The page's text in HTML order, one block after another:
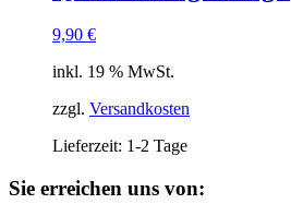
9,90 €
inkl. 19 % MwSt.
zzgl. Versandkosten
Lieferzeit: 1-2 Tage
Sie erreichen uns von: